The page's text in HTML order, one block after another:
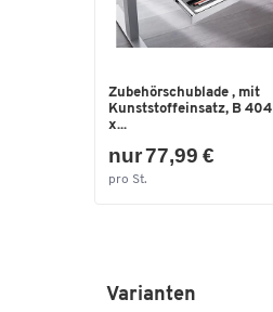
Zubehörschublade , mit
Kunststoffeinsatz, B 404
x...
nur 77,99 €
pro St.
Varianten